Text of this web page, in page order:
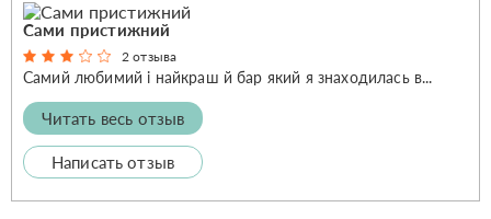
Сами пристижний
2 отзыва
Самий любимий і найкраш й бар який я знаходилась в...
Читать весь отзыв
Написать отзыв